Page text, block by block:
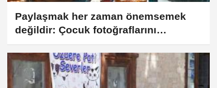
Paylaşmak her zaman önemsemek
değildir: Çocuk fotoğraflarını
paylaşırken onları riske atmamak için
nasıl davranmalı?